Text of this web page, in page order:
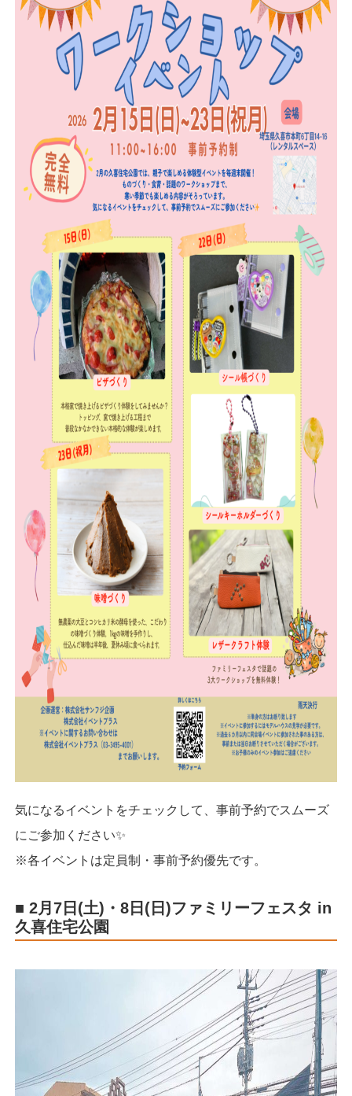
気になるイベントをチェックして、事前予約でスムーズ
にご参加ください✨
※各イベントは定員制・事前予約優先です。
■ 2月7日(土)・8日(日)ファミリーフェスタ in
久喜住宅公園